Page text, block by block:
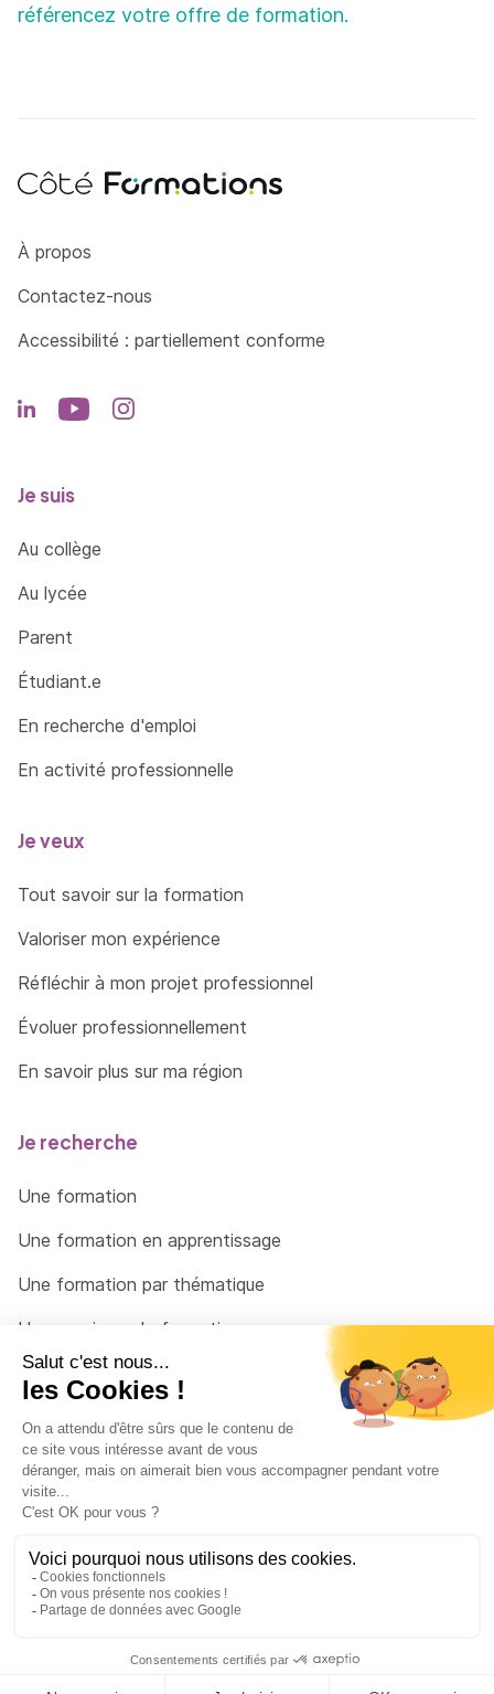
référencez votre offre de formation.
Côté Formations
À propos
Contactez-nous
Accessibilité : partiellement conforme
Je suis
Au collège
Au lycée
Parent
Étudiant.e
En recherche d'emploi
En activité professionnelle
Je veux
Tout savoir sur la formation
Valoriser mon expérience
Réfléchir à mon projet professionnel
Évoluer professionnellement
En savoir plus sur ma région
Je recherche
Une formation
Une formation en apprentissage
Une formation par thématique
Un organisme de formation
Un conseiller
Une solution pour raccrocher
© 2026 - Côté Formations - par Via Compétences
Menu Pied de page
Mentions Légales
Politique de confidentialité